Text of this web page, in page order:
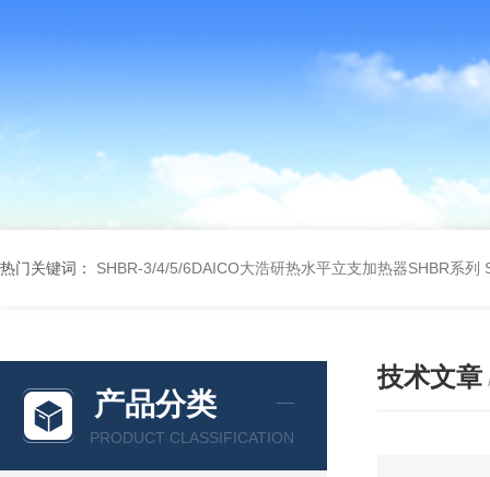
热门关键词： SHBR-3/4/5/6DAICO大浩研热水平立支加热器SHBR系列
产品分类
PRODUCT CLASSIFICATION
技术文章